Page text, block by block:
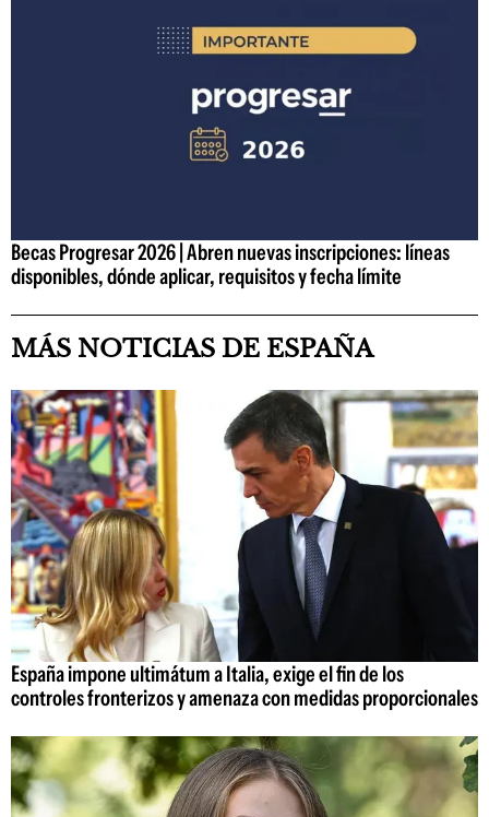
Becas Progresar 2026 | Abren nuevas inscripciones: líneas
disponibles, dónde aplicar, requisitos y fecha límite
MÁS NOTICIAS DE ESPAÑA
España impone ultimátum a Italia, exige el fin de los
controles fronterizos y amenaza con medidas proporcionales